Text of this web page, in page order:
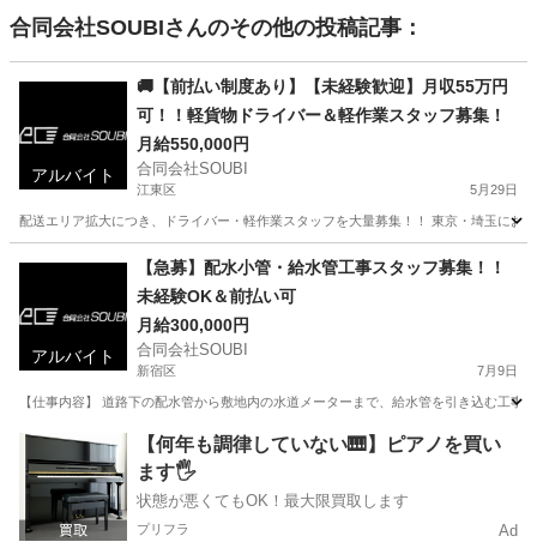
合同会社SOUBIさんのその他の投稿記事：
アルバイト
🚚【前払い制度あり】【未経験歓迎】月収55万円
可！！軽貨物ドライバー＆軽作業スタッフ募集！
月給550,000円
合同会社SOUBI
江東区 5月29日
配送エリア拡大につき、ドライバー・軽作業スタッフを大量募集！！ 東京・埼玉に
配送 スタッフ
アルバイト
【急募】配水小管・給水管工事スタッフ募集！！
未経験OK＆前払い可
月給300,000円
合同会社SOUBI
新宿区 7月9日
【仕事内容】 道路下の配水管から敷地内の水道メーターまで、給水管を引き込む工
東京 新宿区 大工 大型
【何年も調律していない🎹】ピアノを買い
ます🖐️
状態が悪くてもOK！最大限買取します
プリフラ Ad